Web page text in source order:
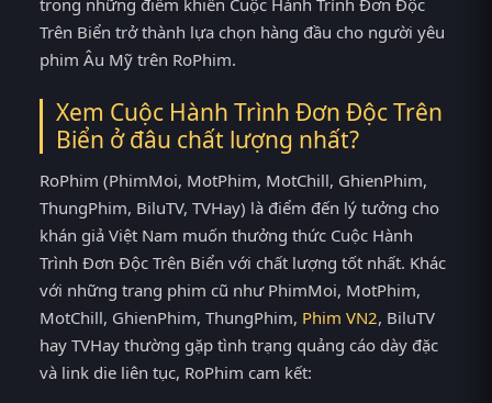
trong những điểm khiến Cuộc Hành Trình Đơn Độc
Trên Biển trở thành lựa chọn hàng đầu cho người yêu
phim Âu Mỹ trên RoPhim.
Xem Cuộc Hành Trình Đơn Độc Trên
Biển ở đâu chất lượng nhất?
RoPhim (PhimMoi, MotPhim, MotChill, GhienPhim,
ThungPhim, BiluTV, TVHay) là điểm đến lý tưởng cho
khán giả Việt Nam muốn thưởng thức Cuộc Hành
Trình Đơn Độc Trên Biển với chất lượng tốt nhất. Khác
với những trang phim cũ như PhimMoi, MotPhim,
MotChill, GhienPhim, ThungPhim, Phim VN2, BiluTV
hay TVHay thường gặp tình trạng quảng cáo dày đặc
và link die liên tục, RoPhim cam kết: